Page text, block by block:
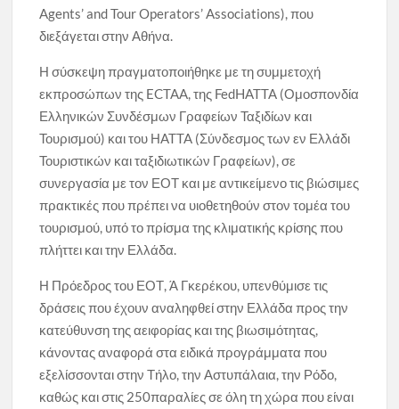
Agents’ and Tour Operators’ Associations), που
διεξάγεται στην Αθήνα.
Η σύσκεψη πραγματοποιήθηκε με τη συμμετοχή
εκπροσώπων της ECTAA, της FedHATTA (Ομοσπονδία
Ελληνικών Συνδέσμων Γραφείων Ταξιδίων και
Τουρισμού) και του ΗATTA (Σύνδεσμος των εν Ελλάδι
Τουριστικών και ταξιδιωτικών Γραφείων), σε
συνεργασία με τον ΕΟΤ και με αντικείμενο τις βιώσιμες
πρακτικές που πρέπει να υιοθετηθούν στον τομέα του
τουρισμού, υπό το πρίσμα της κλιματικής κρίσης που
πλήττει και την Ελλάδα.
Η Πρόεδρος του ΕΟΤ, Ά Γκερέκου, υπενθύμισε τις
δράσεις που έχουν αναληφθεί στην Ελλάδα προς την
κατεύθυνση της αειφορίας και της βιωσιμότητας,
κάνοντας αναφορά στα ειδικά προγράμματα που
εξελίσσονται στην Τήλο, την Αστυπάλαια, την Ρόδο,
καθώς και στις 250παραλίες σε όλη τη χώρα που είναι